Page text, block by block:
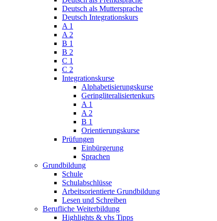
Deutsch als Muttersprache
Deutsch Integrationskurs
A 1
A 2
B 1
B 2
C 1
C 2
Integrationskurse
Alphabetisierungskurse
Geringliteralisiertenkurs
A 1
A 2
B 1
Orientierungskurse
Prüfungen
Einbürgerung
Sprachen
Grundbildung
Schule
Schulabschlüsse
Arbeitsorientierte Grundbildung
Lesen und Schreiben
Berufliche Weiterbildung
Highlights & vhs Tipps